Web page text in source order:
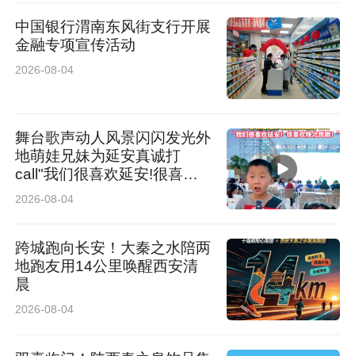
中国人寿重视人才梯队建设，将人才的吸引和培
养与公司发展战略有机融合。“十四五”期间，制
定人才发展战略规划，以“精准构建人才库”和“分
级分类培养人才”为主要策略，持续完善从储备、
选拔到培养、晋升的一体化人才发展机制。
积极为社会做贡献，“十四五”期间，持续向中国
时，关注青少年健康成长，支持NYBO青少年篮
球赛事，开展“艺术回山”公益项目等；倡导员工
积极投身志愿服务，组建350支青年志愿服务
队，拥有注册青年志愿者达3000余人。
中国银行渭南东风街支行开展
金融专项宣传活动
2026-08-04
舞台歌声动人风景闪闪发光外
地萌娃兄妹为延安真诚打
call"我们很喜欢延安!很喜欢
陕北民歌!“
2026-08-04
跨城跑向长安！大秦之水陪两
地跑友用14公里唤醒西安清
晨
2026-08-04